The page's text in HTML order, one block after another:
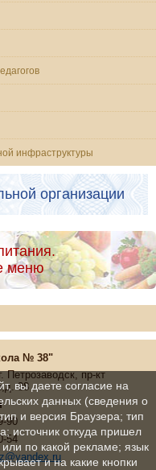
инфраструктуры
организации
меню
№ 38"
Петрозаводск, пр-кт
38
90
54
вы даете согласие на
данных (сведения о
и версия Браузера; тип
источник откуда пришел
или по какой рекламе; язык
и на какие кнопки